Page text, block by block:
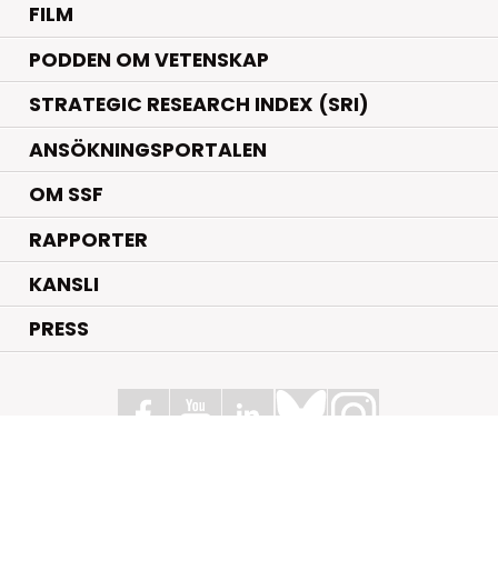
FILM
PODDEN OM VETENSKAP
STRATEGIC RESEARCH INDEX (SRI)
ANSÖKNINGSPORTALEN
OM SSF
RAPPORTER
KANSLI
PRESS